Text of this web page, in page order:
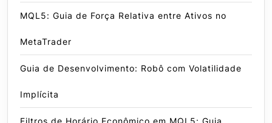
MQL5: Guia de Força Relativa entre Ativos no
MetaTrader
Guia de Desenvolvimento: Robô com Volatilidade
Implícita
Filtros de Horário Econômico em MQL5: Guia